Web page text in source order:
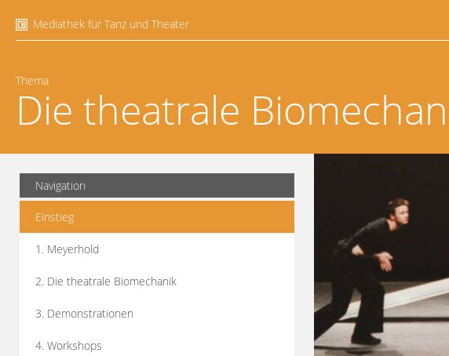
Mediathek für Tanz und Theater
Thema
Die theatrale
Navigation
Einstieg
1. Meyerhold
2. Die theatrale Biomechanik
3. Demonstrationen
4. Workshops